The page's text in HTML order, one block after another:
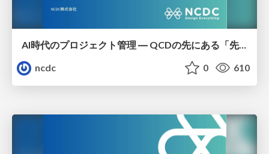
ncdc
0 610